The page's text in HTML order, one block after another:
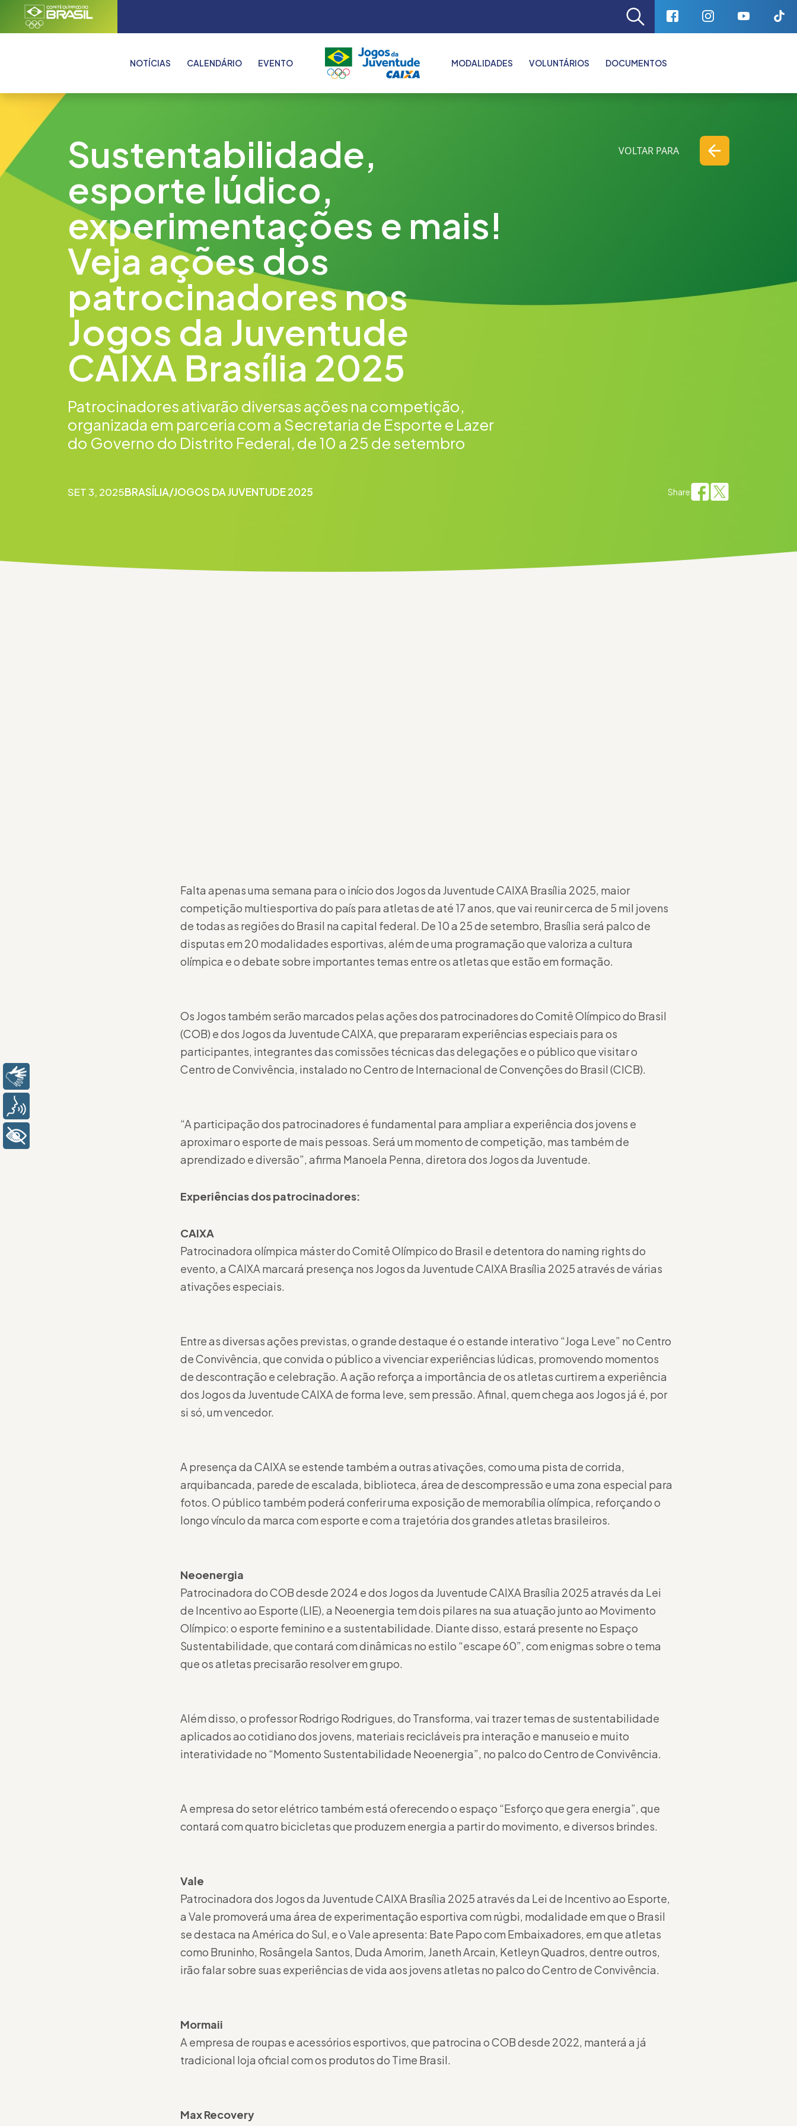
NOTÍCIAS CALENDÁRIO EVENTO
2022
MODALIDADES VOLUNTÁRIOS DOCUMENTOS
Sustentabilidade,
esporte lúdico,
experimentações e mais!
Veja ações dos
patrocinadores nos
Jogos da Juventude
CAIXA Brasília 2025
Patrocinadores ativarão diversas ações na competição,
organizada em parceria com a Secretaria de Esporte e Lazer
do Governo do Distrito Federal, de 10 a 25 de setembro
VOLTAR PARA
SET 3, 2025BRASÍLIA/JOGOS DA JUVENTUDE 2025 Share
Falta apenas uma semana para o início dos Jogos da Juventude CAIXA Brasília 2025, maior
competição multiesportiva do país para atletas de até 17 anos, que vai reunir cerca de 5 mil jovens
de todas as regiões do Brasil na capital federal. De 10 a 25 de setembro, Brasília será palco de
disputas em 20 modalidades esportivas, além de uma programação que valoriza a cultura
olímpica e o debate sobre importantes temas entre os atletas que estão em formação.
Os Jogos também serão marcados pelas ações dos patrocinadores do Comitê Olímpico do Brasil
(COB) e dos Jogos da Juventude CAIXA, que prepararam experiências especiais para os
participantes, integrantes das comissões técnicas das delegações e o público que visitar o
Centro de Convivência, instalado no Centro de Internacional de Convenções do Brasil (CICB).
“A participação dos patrocinadores é fundamental para ampliar a experiência dos jovens e
aproximar o esporte de mais pessoas. Será um momento de competição, mas também de
aprendizado e diversão”, afirma Manoela Penna, diretora dos Jogos da Juventude.
Experiências dos patrocinadores:
CAIXA
Patrocinadora olímpica máster do Comitê Olímpico do Brasil e detentora do naming rights do
evento, a CAIXA marcará presença nos Jogos da Juventude CAIXA Brasília 2025 através de várias
ativações especiais.
Entre as diversas ações previstas, o grande destaque é o estande interativo “Joga Leve” no Centro
de Convivência, que convida o público a vivenciar experiências lúdicas, promovendo momentos
de descontração e celebração. A ação reforça a importância de os atletas curtirem a experiência
dos Jogos da Juventude CAIXA de forma leve, sem pressão. Afinal, quem chega aos Jogos já é, por
si só, um vencedor.
A presença da CAIXA se estende também a outras ativações, como uma pista de corrida,
arquibancada, parede de escalada, biblioteca, área de descompressão e uma zona especial para
fotos. O público também poderá conferir uma exposição de memorabília olímpica, reforçando o
longo vínculo da marca com esporte e com a trajetória dos grandes atletas brasileiros.
Neoenergia
Patrocinadora do COB desde 2024 e dos Jogos da Juventude CAIXA Brasília 2025 através da Lei
de Incentivo ao Esporte (LIE), a Neoenergia tem dois pilares na sua atuação junto ao Movimento
Olímpico: o esporte feminino e a sustentabilidade. Diante disso, estará presente no Espaço
Sustentabilidade, que contará com dinâmicas no estilo “escape 60”, com enigmas sobre o tema
que os atletas precisarão resolver em grupo.
Além disso, o professor Rodrigo Rodrigues, do Transforma, vai trazer temas de sustentabilidade
aplicados ao cotidiano dos jovens, materiais recicláveis pra interação e manuseio e muito
interatividade no “Momento Sustentabilidade Neoenergia”, no palco do Centro de Convivência.
A empresa do setor elétrico também está oferecendo o espaço “Esforço que gera energia”, que
contará com quatro bicicletas que produzem energia a partir do movimento, e diversos brindes.
Vale
Patrocinadora dos Jogos da Juventude CAIXA Brasília 2025 através da Lei de Incentivo ao Esporte,
a Vale promoverá uma área de experimentação esportiva com rúgbi, modalidade em que o Brasil
se destaca na América do Sul, e o Vale apresenta: Bate Papo com Embaixadores, em que atletas
como Bruninho, Rosângela Santos, Duda Amorim, Janeth Arcain, Ketleyn Quadros, dentre outros,
irão falar sobre suas experiências de vida aos jovens atletas no palco do Centro de Convivência.
Mormaii
A empresa de roupas e acessórios esportivos, que patrocina o COB desde 2022, manterá a já
tradicional loja oficial com os produtos do Time Brasil.
Max Recovery